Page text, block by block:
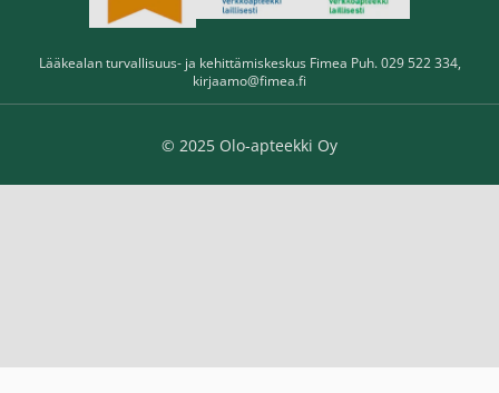
Lääkealan turvallisuus- ja kehittämiskeskus Fimea Puh. 029 522 334,
kirjaamo@fimea.fi
© 2025 Olo-apteekki Oy